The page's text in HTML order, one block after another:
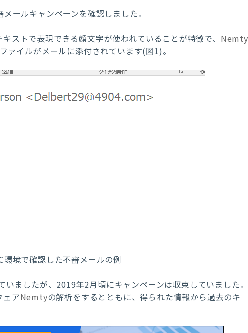
ールキャンペーンを確認しました。
ストで表現できる顔文字が使われていることが特徴で、 Nemty
ファイルがメールに添付されています(図1)。
環境で確認した不審メールの例
いましたが、 2019年2月頃にキャンペーンは収束していました。
ェアNemtyの解析をするとともに、得られた情報から過去のキ